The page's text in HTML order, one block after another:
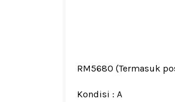
RM5680 (Termasuk
Kondisi : A